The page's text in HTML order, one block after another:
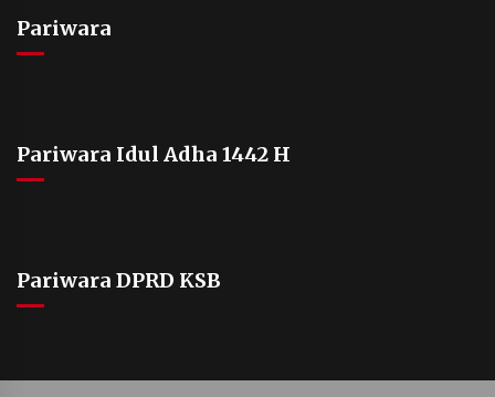
Pariwara
Pariwara Idul Adha 1442 H
Pariwara DPRD KSB